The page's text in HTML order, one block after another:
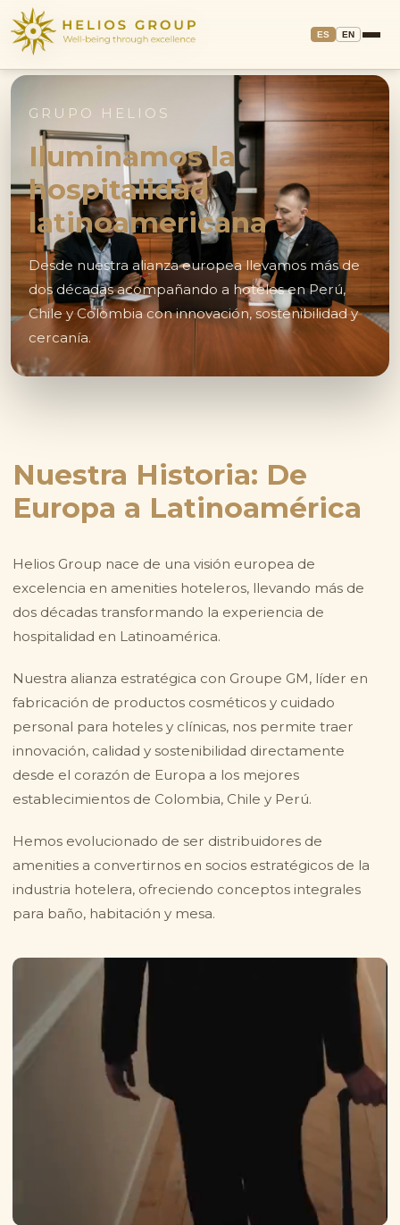
ES EN
GRUPO HELIOS
Iluminamos la
hospitalidad
latinoamericana
Desde nuestra alianza europea llevamos más de
dos décadas acompañando a hoteles en Perú,
Chile y Colombia con innovación, sostenibilidad y
cercanía.
Nuestra Historia: De
Europa a Latinoamérica
Helios Group nace de una visión europea de
excelencia en amenities hoteleros, llevando más de
dos décadas transformando la experiencia de
hospitalidad en Latinoamérica.
Nuestra alianza estratégica con Groupe GM, líder en
fabricación de productos cosméticos y cuidado
personal para hoteles y clínicas, nos permite traer
innovación, calidad y sostenibilidad directamente
desde el corazón de Europa a los mejores
establecimientos de Colombia, Chile y Perú.
Hemos evolucionado de ser distribuidores de
amenities a convertirnos en socios estratégicos de la
industria hotelera, ofreciendo conceptos integrales
para baño, habitación y mesa.